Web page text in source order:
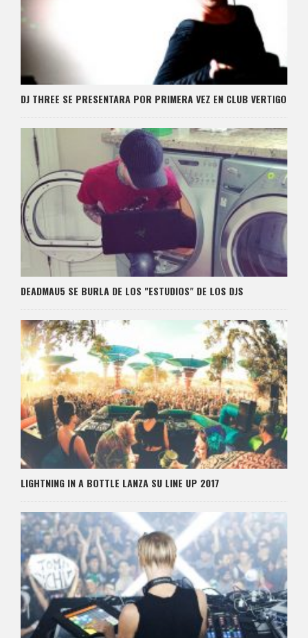
DJ THREE SE PRESENTARA POR PRIMERA VEZ EN CLUB VERTIGO
DEADMAU5 SE BURLA DE LOS "ESTUDIOS" DE LOS DJS
LIGHTNING IN A BOTTLE LANZA SU LINE UP 2017